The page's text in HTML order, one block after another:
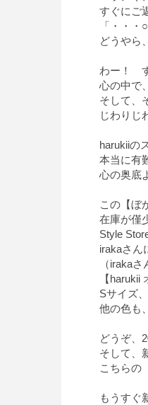
すぐにご
「・・
どうやら
わー！
心の中で
そして、
じわりじ
harukiiの
本当に有
心の奥底
この【ぼ
在庫が僅
Style
irakaさん
（iraka
【harukii
Sサイズ
他の色も
どうぞ、
そして、
こちらの
もうすぐ